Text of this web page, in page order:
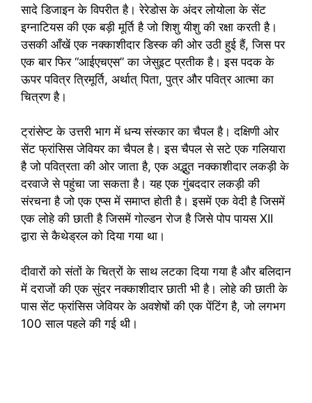
सादे डिजाइन के विपरीत है। रेरेडोस के अंदर लोयोला के सेंट
इग्नाटियस की एक बड़ी मूर्ति है जो शिशु यीशु की रक्षा करती है।
उसकी आँखें एक नक्काशीदार डिस्क की ओर उठी हुई हैं, जिस पर
एक बार फिर “आईएचएस” का जेसुइट प्रतीक है। इस पदक के
ऊपर पवित्र त्रिमूर्ति, अर्थात् पिता, पुत्र और पवित्र आत्मा का
चित्रण है।
ट्रांसेप्ट के उत्तरी भाग में धन्य संस्कार का चैपल है। दक्षिणी ओर
सेंट फ्रांसिस जेवियर का चैपल है। इस चैपल से सटे एक गलियारा
है जो पवित्रता की ओर जाता है, एक अद्भुत नक्काशीदार लकड़ी के
दरवाजे से पहुंचा जा सकता है। यह एक गुंबददार लकड़ी की
संरचना है जो एक एप्स में समाप्त होती है। इसमें एक वेदी है जिसमें
एक लोहे की छाती है जिसमें गोल्डन रोज है जिसे पोप पायस XII
द्वारा से कैथेड्रल को दिया गया था।
दीवारों को संतों के चित्रों के साथ लटका दिया गया है और बलिदान
में दराजों की एक सुंदर नक्काशीदार छाती भी है। लोहे की छाती के
पास सेंट फ्रांसिस जेवियर के अवशेषों की एक पेंटिंग है, जो लगभग
100 साल पहले की गई थी।